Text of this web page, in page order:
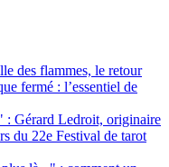
des flammes, le retour
fermé : l’essentiel de
: Gérard Ledroit, originaire
du 22e Festival de tarot